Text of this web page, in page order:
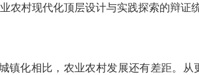
农村现代化顶层设计与实践探索的辩证统
镇化相比，农业农村发展还有差距。从